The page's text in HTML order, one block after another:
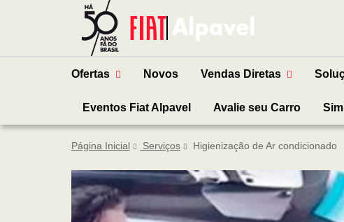
Ofertas Novos Vendas Diretas
Eventos Fiat Alpavel Avalie seu Carro
Página Inicial Serviços Higienização de Ar condicionado